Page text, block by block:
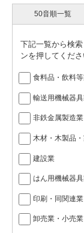
50音順一覧
下記一覧から検
ンを押してくださ
食料品・飲料
輸送用機械器
非鉄金属製造業
木材・木製品
建設業
はん用機械器
印刷・同関連業
卸売業・小売業